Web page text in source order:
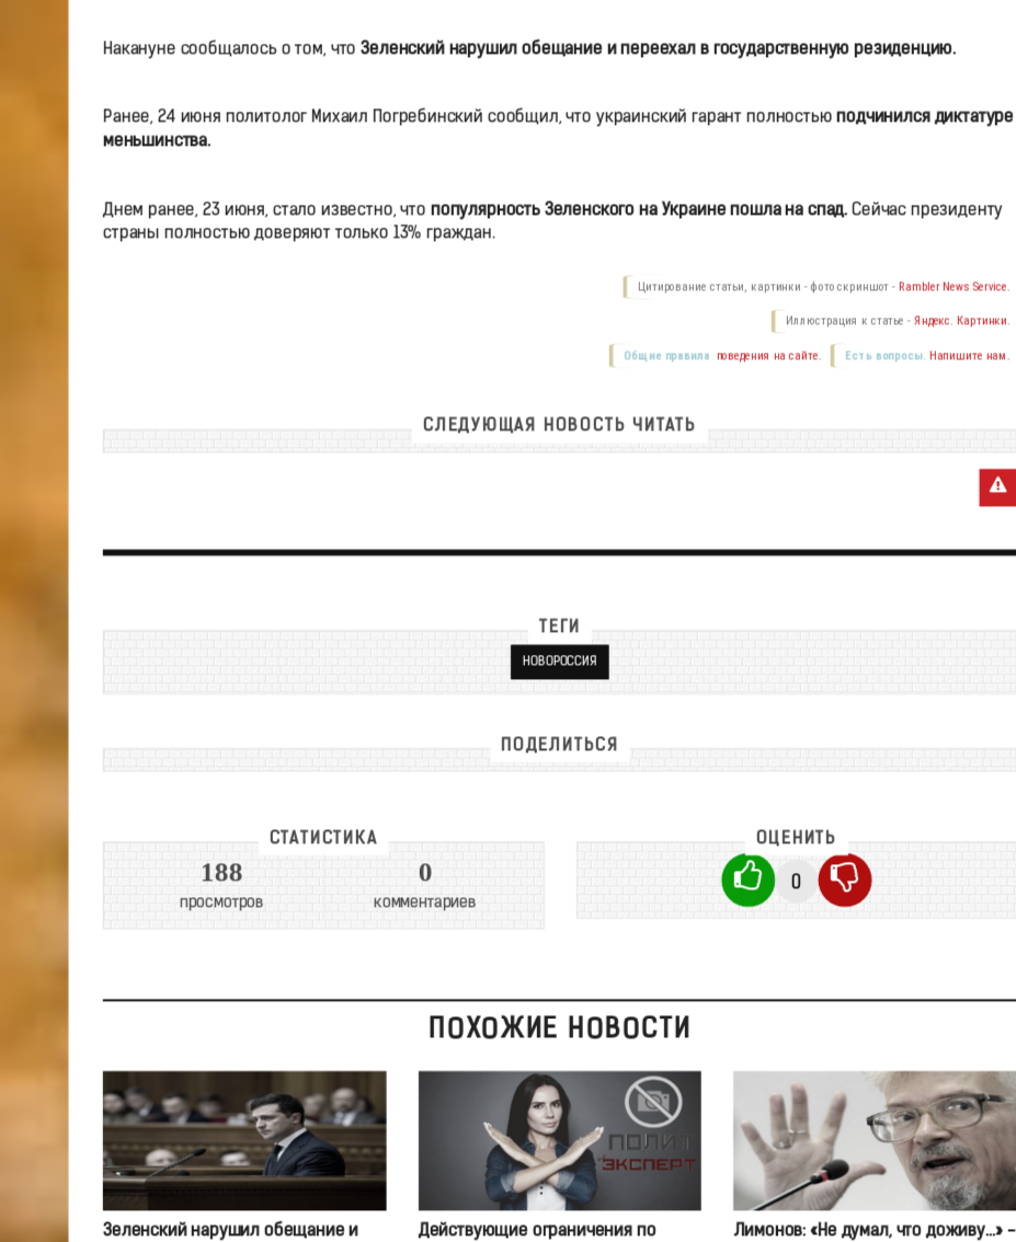
Накануне сообщалось о том, что Зеленский нарушил обещание и переехал в государственную резиденцию.
Ранее, 24 июня политолог Михаил Погребинский сообщил, что украинский гарант полностью подчинился диктатуре
меньшинства.
Днем ранее, 23 июня, стало известно, что популярность Зеленского на Украине пошла на спад.Сейчас президенту
страны полностью доверяют только 13% граждан.
Цитирование статьи, картинки - фото скриншот - Rambler News Service.
Иллюстрация к статье - Яндекс. Картинки.
Есть вопросы. Напишите нам.
Общие правила поведения на сайте.
СЛЕДУЮЩАЯ НОВОСТЬ ЧИТАТЬ
ТЕГИ
НОВОРОССИЯ
ПОДЕЛИТЬСЯ
СТАТИСТИКА
188
просмотров
0
комментариев
ОЦЕНИТЬ
0
ПОХОЖИЕ НОВОСТИ
Зеленский нарушил обещание и
Действующие ограничения по
Лимонов: «Не думал, что доживу…» -